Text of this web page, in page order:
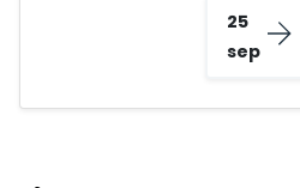
25
sep